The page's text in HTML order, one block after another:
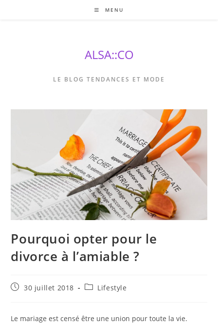
MENU
ALSA::CO
LE BLOG TENDANCES ET MODE
Pourquoi opter pour le
divorce à l’amiable ?
Publication
30 juillet 2018
PostLifestyle
Le mariage est censé être une union pour toute la vie.